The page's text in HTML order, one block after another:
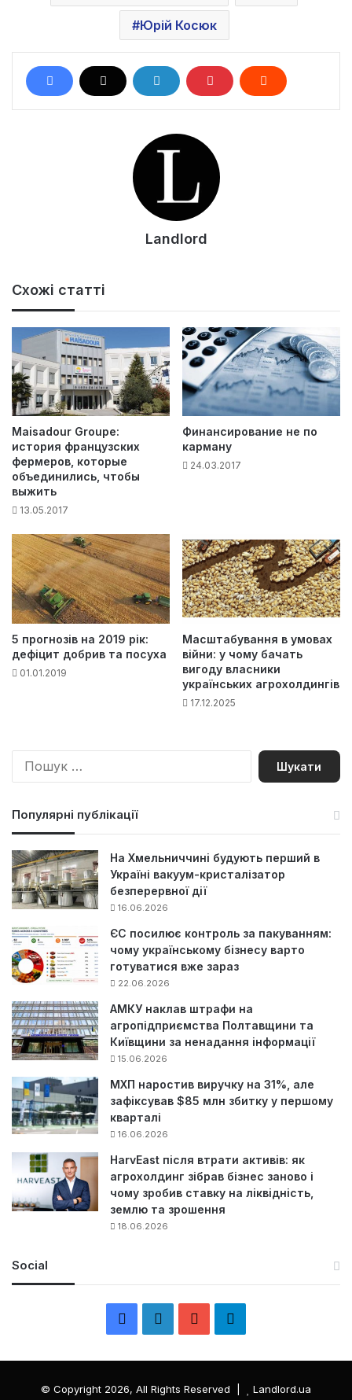
Юрій Косюк
Landlord
Схожі статті
Maisadour Groupe:
история французских
фермеров, которые
объединились, чтобы
выжить
13.05.2017
Финансирование не по
карману
24.03.2017
5 прогнозів на 2019 рік:
дефіцит добрив та посуха
01.01.2019
Масштабування в умовах
війни: у чому бачать
вигоду власники
українських агрохолдингів
17.12.2025
П
Популярні публікації
На Хмельниччині будують перший в
Україні вакуум-кристалізатор
безперервної дії
16.06.2026
ЄС посилює контроль за пакуванням:
чому українському бізнесу варто
готуватися вже зараз
22.06.2026
АМКУ наклав штрафи на
агропідприємства Полтавщини та
Київщини за ненадання інформації
15.06.2026
МХП наростив виручку на 31%, але
зафіксував $85 млн збитку у першому
кварталі
16.06.2026
HarvEast після втрати активів: як
агрохолдинг зібрав бізнес заново і
чому зробив ставку на ліквідність,
землю та зрошення
18.06.2026
Social
л
© Copyright 2026, All Rights Reserved | Landlord.ua